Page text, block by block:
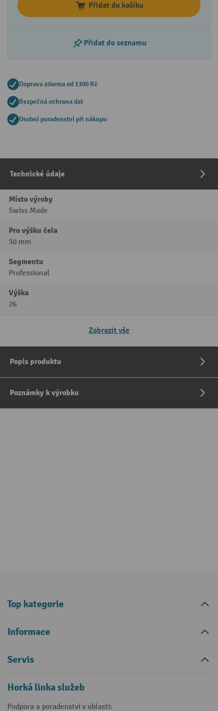
Přidat do košíku
Přidat do seznamu
Doprava zdarma od 1300 Kč
Bezpečná ochrana dat
Osobní poradenství při nákupu
Technické údaje
Místo výroby
Swiss Made
Pro výšku čela
50 mm
Segmentu
Professional
Výška
26
Zobrazit vše
Popis produktu
Poznámky k výrobku
Top kategorie
Informace
Servis
Horká linka služeb
Podpora a poradenství v oblasti: